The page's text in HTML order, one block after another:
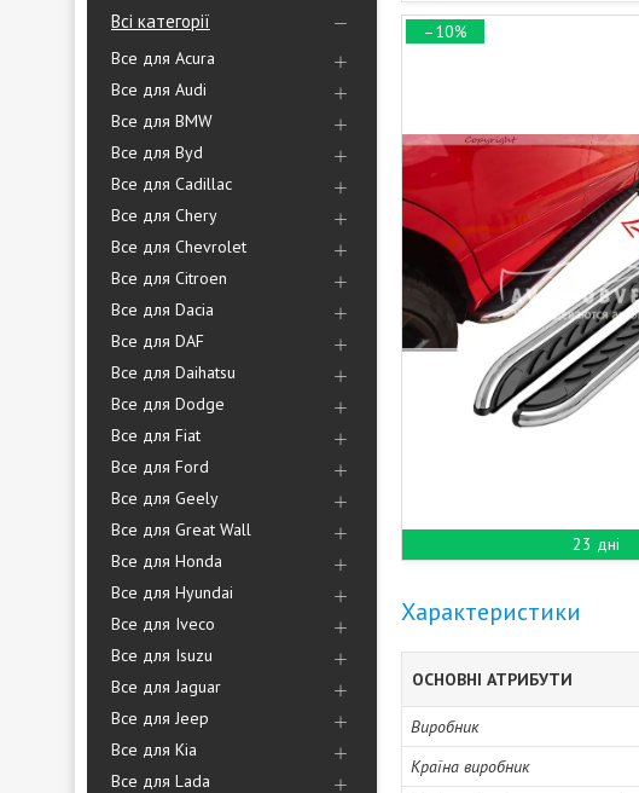
Всі категорії
Все для Acura
Все для Audi
Все для BMW
Все для Byd
Все для Cadillac
Все для Chery
Все для Chevrolet
Все для Citroen
Все для Dacia
Все для DAF
Все для Daihatsu
Все для Dodge
Все для Fiat
Все для Ford
Все для Geely
Все для Great Wall
Все для Honda
Все для Hyundai
Все для Iveco
Все для Isuzu
Все для Jaguar
Все для Jeep
Все для Kia
Все для Lada
–10%
23 дні
Характеристики
ОСНОВНІ АТРИБУТИ
Виробник
Країна виробник